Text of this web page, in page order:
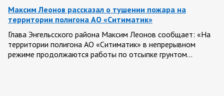
Максим Леонов рассказал о тушении пожара на
территории полигона АО «Ситиматик»
Глава Энгельсского района Максим Леонов сообщает: «На
территории полигона АО «Ситиматик» в непрерывном
режиме продолжаются работы по отсыпке грунтом…